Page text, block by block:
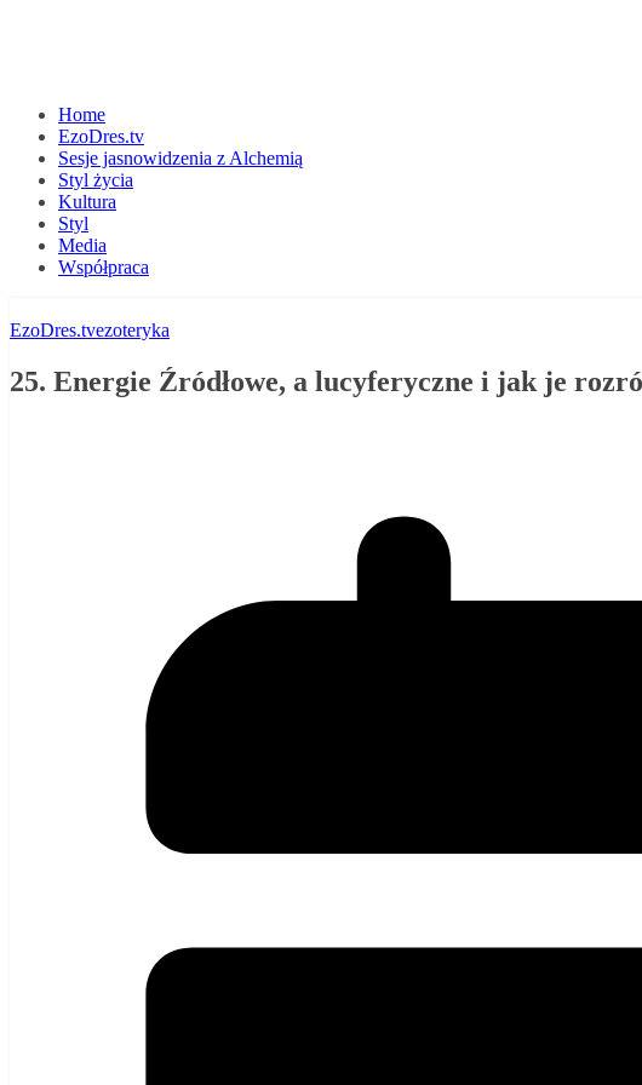
Home
EzoDres.tv
Sesje jasnowidzenia z Alchemią
Styl życia
Kultura
Styl
Media
Współpraca
EzoDres.tvezoteryka
25. Energie Źródłowe, a lucyferyczne i jak je